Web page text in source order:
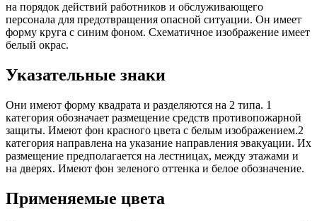
на порядок действий работников и обслуживающего
персонала для предотвращения опасной ситуации. Он имеет
форму круга с синим фоном. Схематичное изображение имеет
белый окрас.
Указательные знаки
Они имеют форму квадрата и разделяются на 2 типа. 1
категория обозначает размещение средств противопожарной
защиты. Имеют фон красного цвета с белым изображением.2
категория направлена на указание направления эвакуации. Их
размещение предполагается на лестницах, между этажами и
на дверях. Имеют фон зеленого оттенка и белое обозначение.
Применяемые цвета